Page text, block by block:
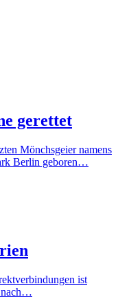
gerettet
Mönchsgeier namens
Berlin geboren…
ist
nach…